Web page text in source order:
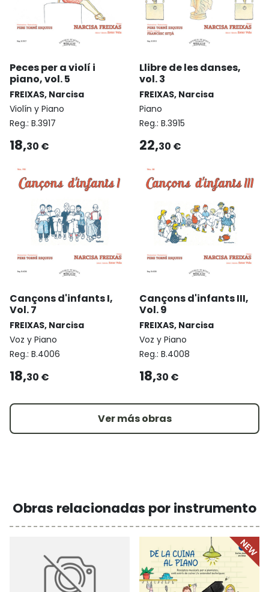
Peces per a violí i
piano, vol. 5
FREIXAS, Narcisa
Violín y Piano
Reg.: B.3917
18,30 €
Llibre de les danses,
vol. 3
FREIXAS, Narcisa
Piano
Reg.: B.3915
22,30 €
Cançons d'infants I,
Vol. 7
FREIXAS, Narcisa
Voz y Piano
Reg.: B.4006
18,30 €
Cançons d'infants III,
Vol. 9
FREIXAS, Narcisa
Voz y Piano
Reg.: B.4008
18,30 €
Ver más obras
Obras relacionadas por instrumento